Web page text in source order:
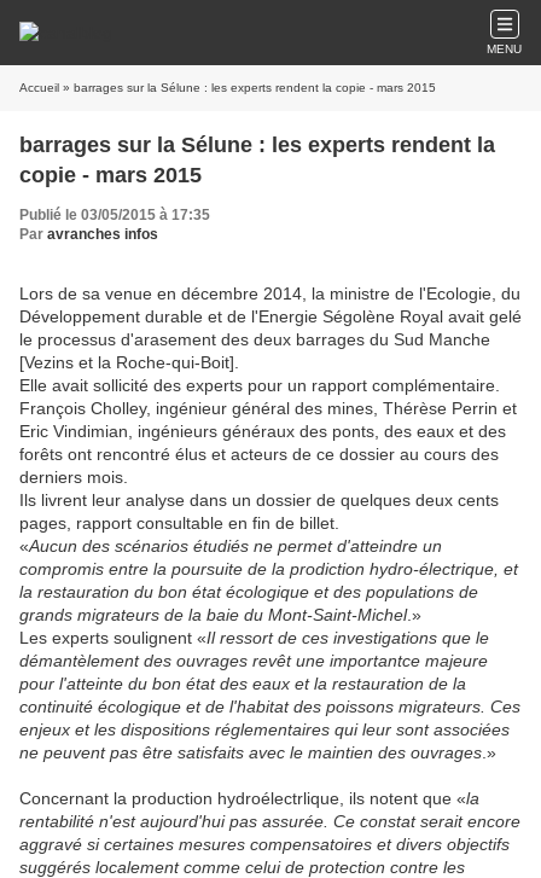
MENU
Accueil » barrages sur la Sélune : les experts rendent la copie - mars 2015
barrages sur la Sélune : les experts rendent la
copie - mars 2015
Publié le 03/05/2015 à 17:35
Par avranches infos
Lors de sa venue en décembre 2014, la ministre de l'Ecologie, du
Développement durable et de l'Energie Ségolène Royal avait gelé
le processus d'arasement des deux barrages du Sud Manche
[Vezins et la Roche-qui-Boit].
Elle avait sollicité des experts pour un rapport complémentaire.
François Cholley, ingénieur général des mines, Thérèse Perrin et
Eric Vindimian, ingénieurs généraux des ponts, des eaux et des
forêts ont rencontré élus et acteurs de ce dossier au cours des
derniers mois.
Ils livrent leur analyse dans un dossier de quelques deux cents
pages, rapport consultable en fin de billet.
«Aucun des scénarios étudiés ne permet d'atteindre un
compromis entre la poursuite de la prodiction hydro-électrique, et
la restauration du bon état écologique et des populations de
grands migrateurs de la baie du Mont-Saint-Michel.»
Les experts soulignent «Il ressort de ces investigations que le
démantèlement des ouvrages revêt une importantce majeure
pour l'atteinte du bon état des eaux et la restauration de la
continuité écologique et de l'habitat des poissons migrateurs. Ces
enjeux et les dispositions réglementaires qui leur sont associées
ne peuvent pas être satisfaits avec le maintien des ouvrages .»
Concernant la production hydroélectrlique, ils notent que «la
rentabilité n'est aujourd'hui pas assurée. Ce constat serait encore
aggravé si certaines mesures compensatoires et divers objectifs
suggérés localement comme celui de protection contre les